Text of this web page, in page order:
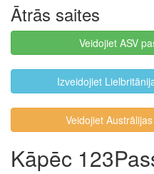
Ātrās saites
Veidojiet ASV
Izveidojiet
Veidojiet
Kāpēc